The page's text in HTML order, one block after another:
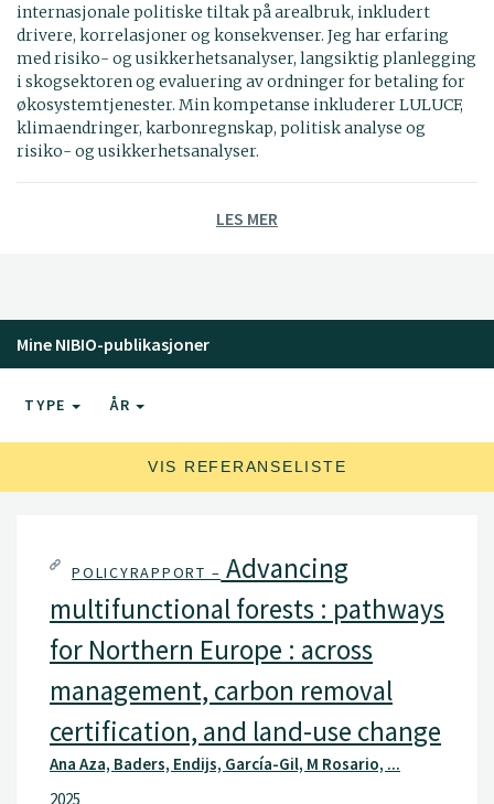
internasjonale politiske tiltak på arealbruk, inkludert
drivere, korrelasjoner og konsekvenser. Jeg har erfaring
med risiko- og usikkerhetsanalyser, langsiktig planlegging
i skogsektoren og evaluering av ordninger for betaling for
økosystemtjenester. Min kompetanse inkluderer LULUCF,
klimaendringer, karbonregnskap, politisk analyse og
risiko- og usikkerhetsanalyser.
LES MER
Mine NIBIO-publikasjoner
TYPE ÅR
VIS REFERANSELISTE
POLICYRAPPORT – Advancing
multifunctional forests : pathways
for Northern Europe : across
management, carbon removal
certification, and land-use change
Ana Aza, Baders, Endijs, García-Gil, M Rosario, ...
2025